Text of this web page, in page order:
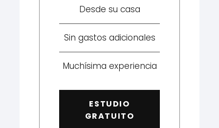
Desde su casa
Sin gastos adicionales
Muchísima experiencia
ESTUDIO
GRATUITO